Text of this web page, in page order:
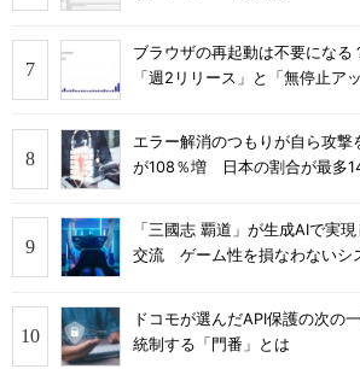
ブラウザの再起動は不要にな
「週2リリース」と「無停止ア
エラー解消のつもりが自ら攻撃
が108％増 日本の割合が最多
「三國志 覇道」が生成AIで実
交流 ゲーム性を損なわないシ
ドコモが選んだAPI保護の次
統制する「門番」とは